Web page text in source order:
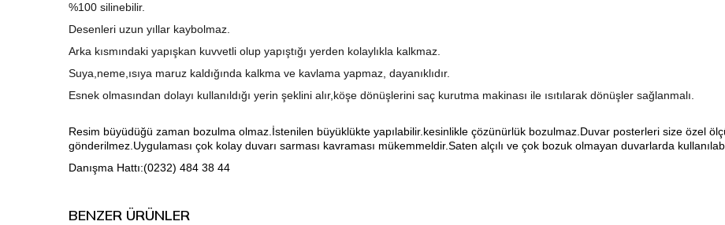
%100 silinebilir.
Desenleri uzun yıllar kaybolmaz.
Arka kısmındaki yapışkan kuvvetli olup yapıştığı yerden kolaylıkla kalkmaz.
Suya,neme,ısıya maruz kaldığında kalkma ve kavlama yapmaz, dayanıklıdır.
Esnek olmasından dolayı kullanıldığı yerin şeklini alır,köşe dönüşlerini saç kurutma makinası ile ısıtılarak dönüşler sağlanmalı.
Resim büyüdüğü zaman bozulma olmaz.İstenilen büyüklükte yapılabilir.kesinlikle çözünürlük bozulmaz.Duvar posterleri size özel
gönderilmez.Uygulaması çok kolay duvarı sarması kavraması mükemmeldir.Saten alçılı ve çok bozuk olmayan duvarlarda
Danışma Hattı:(0232) 484 38 44
BENZER ÜRÜNLER